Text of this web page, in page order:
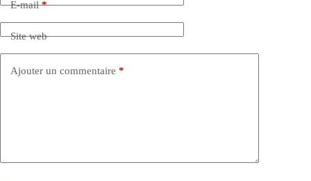
E-mail*
Site web
Ajouter un commentaire *